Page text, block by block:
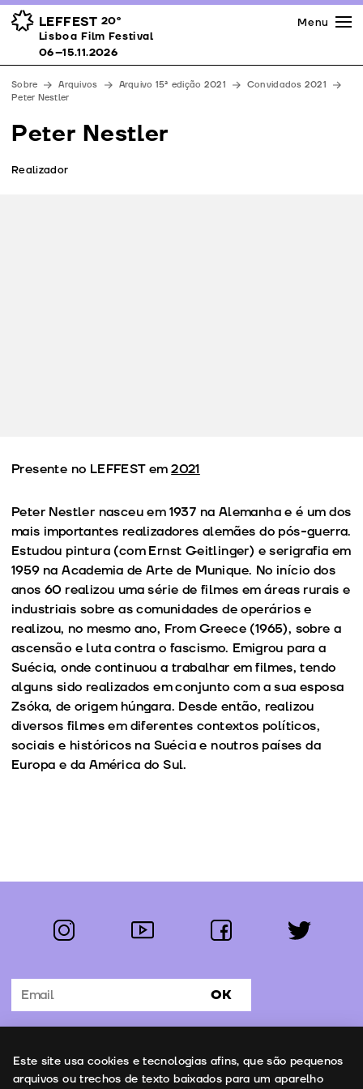
LEFFEST 20º
Lisboa Film Festival 06–15.11.2026
Prémios
Espaços
Apoios
Equipa
Downloads
Contactos
Menu
Lisboa Film Festival
06–15.11.2026
Sobre Arquivos Arquivo 15ª edição 2021
Convidados 2021
Peter Nestler
Peter Nestler
Realizador
Presente no LEFFEST em2021
Peter Nestler nasceu em 1937 na Alemanha e é um dos
mais importantes realizadores alemães do pós-guerra.
Estudou pintura (com Ernst Geitlinger) e serigrafia em
1959 na Academia de Arte de Munique. No início dos
anos 60 realizou uma série de filmes em áreas rurais e
industriais sobre as comunidades de operários e
realizou, no mesmo ano, From Greece (1965), sobre a
ascensão e luta contra o fascismo. Emigrou para a
Suécia, onde continuou a trabalhar em filmes, tendo
alguns sido realizados em conjunto com a sua esposa
Zsóka, de origem húngara. Desde então, realizou
diversos filmes em diferentes contextos políticos,
sociais e históricos na Suécia e noutros países da
Europa e da América do Sul.
Segue-nos:
instagram youtube facebook twitter
Subscrever Newsletter OK
Contactos
Este site usa cookies e tecnologias afins, que são pequenos
arquivos ou trechos de texto baixados para um aparelho